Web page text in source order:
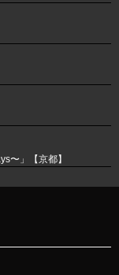
〜」【京都】